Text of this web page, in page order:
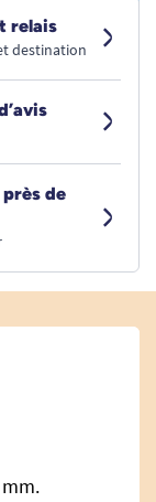
relais
destination
de